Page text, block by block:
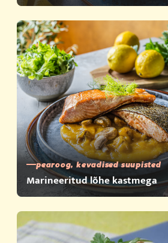
pearoog, kevadised suupisted
Marineeritud lõhe kastmega